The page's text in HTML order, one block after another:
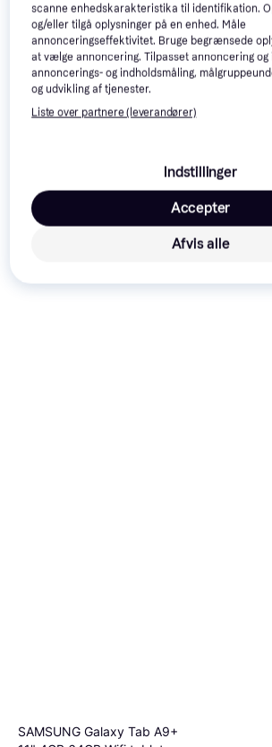
Samsung Galaxy Tab
A9+ 11" Wi-Fi 64GB
Silver
4.3
11", Android 13
2.611 kr.
1 butik
Ipad
2.269 kr.
H
SAMSUNG Galaxy Tab A9+
Annonce
scanne enhedskarakteristika til identifikation.
og/eller tilgå oplysninger på en enhed. Måle
annonceringseffektivitet. Bruge begrænsede
at vælge annoncering. Tilpasset annoncering og
annoncerings- og indholdsmåling,
og udvikling af tjenester.
Liste over partnere (leverandører)
Indstillinger
Afvis alle
Accepter